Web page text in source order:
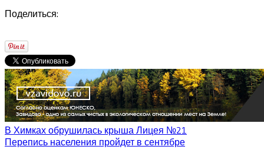
Поделиться:
В Химках обрушилась крыша Лицея №21
Перепись населения пройдет в сентябре